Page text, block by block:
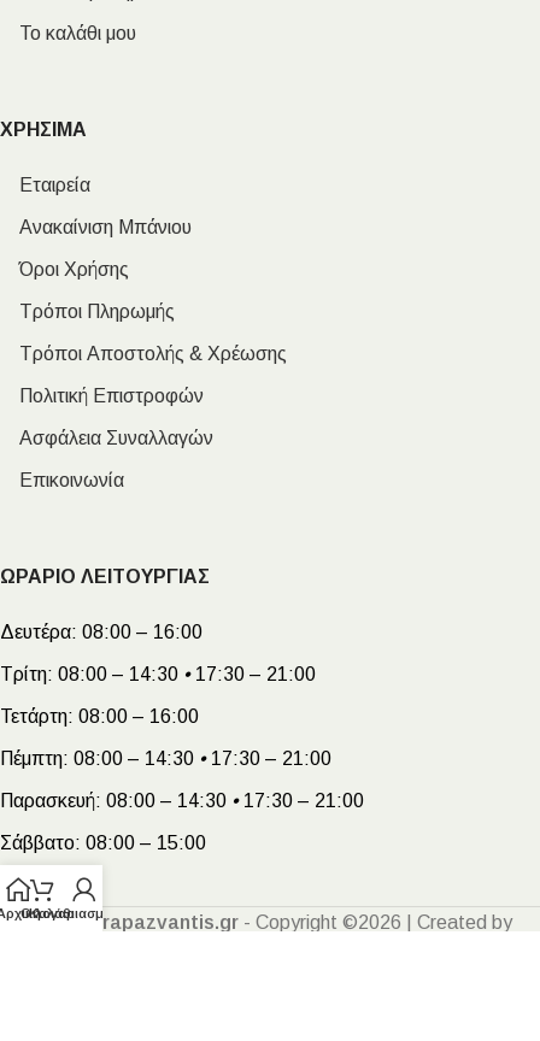
Το καλάθι μου
ΧΡΗΣΙΜΑ
Εταιρεία
Ανακαίνιση Μπάνιου
Όροι Χρήσης
Τρόποι Πληρωμής
Τρόποι Αποστολής & Χρέωσης
Πολιτική Επιστροφών
Ασφάλεια Συναλλαγών
Επικοινωνία
ΩΡΑΡΙΟ ΛΕΙΤΟΥΡΓΙΑΣ
Δευτέρα: 08:00 – 16:00
Τρίτη: 08:00 – 14:30 •17:30 – 21:00
Τετάρτη: 08:00 – 16:00
Πέμπτη: 08:00 – 14:30 •17:30 – 21:00
Παρασκευή: 08:00 – 14:30 •17:30 – 21:00
Σάββατο: 08:00 – 15:00
Megakarapazvantis.gr- Copyright ©2026 | Created by
Καλάθι
Ο λογαριασμός μου